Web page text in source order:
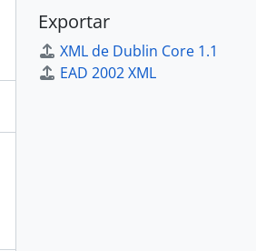
Exportar
XML de Dublin Core 1.1
EAD 2002 XML